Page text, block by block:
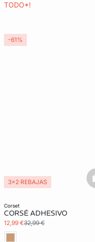
TODO*!
corset
CORSÉ ADHESIVO
12,99 €32,99 €
3x2 REBAJAS
-61%